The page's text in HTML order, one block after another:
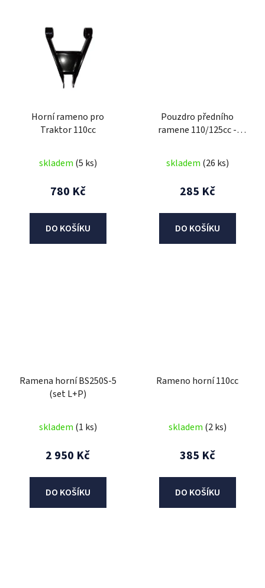
Horní rameno pro
Traktor 110cc
skladem (5 ks)
780 Kč
DO KOŠÍKU
Pouzdro předního
ramene 110/125cc -
skladem (26 ks)
285 Kč
DO KOŠÍKU
Ramena horní BS250S-5
(set L+P)
skladem (1 ks)
2 950 Kč
DO KOŠÍKU
Rameno horní 110cc
skladem (2 ks)
385 Kč
DO KOŠÍKU